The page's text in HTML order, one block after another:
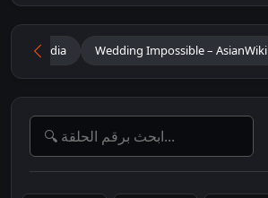
Wedding Impossible – AsianWiki
– Wikipedia